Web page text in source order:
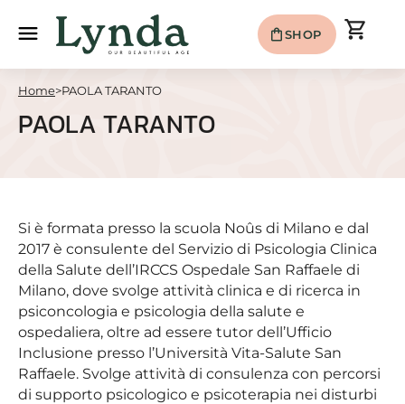
menu shopping_bagSHOP shopping_cart
Home>PAOLA TARANTO
PAOLA TARANTO
Si è formata presso la scuola Noûs di Milano e dal
2017 è consulente del Servizio di Psicologia Clinica
della Salute dell’IRCCS Ospedale San Raffaele di
Milano, dove svolge attività clinica e di ricerca in
psiconcologia e psicologia della salute e
ospedaliera, oltre ad essere tutor dell’Ufficio
Inclusione presso l’Università Vita-Salute San
Raffaele. Svolge attività di consulenza con percorsi
di supporto psicologico e psicoterapia nei disturbi